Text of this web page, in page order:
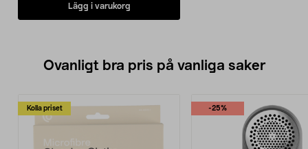
Lägg i varukorg
Ovanligt bra pris på vanliga saker
Kolla priset -25%